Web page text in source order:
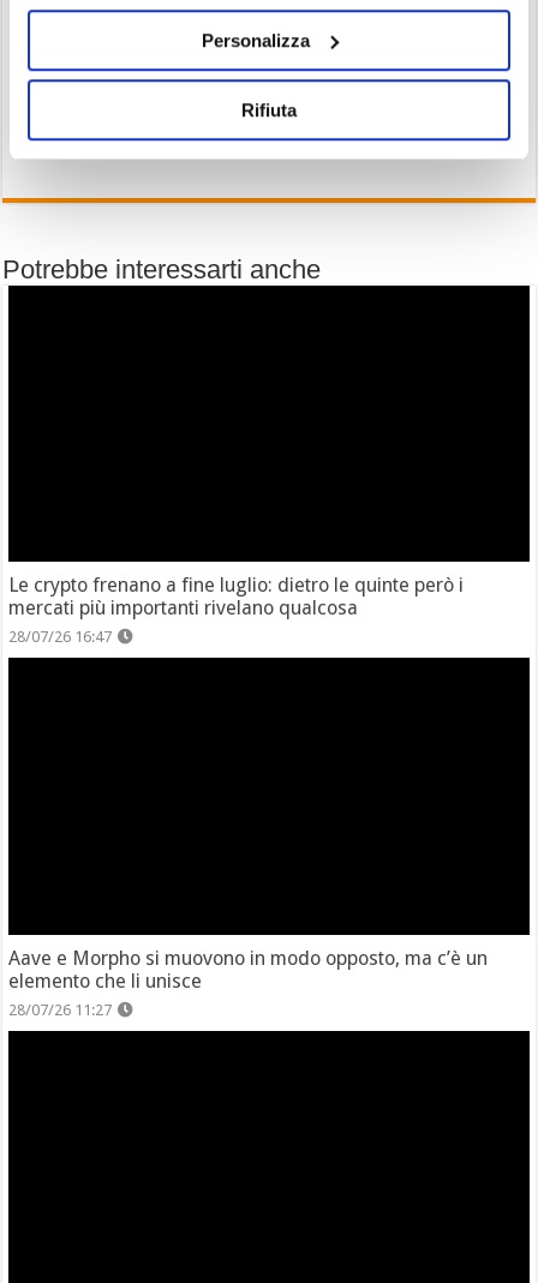
Personalizza
Rifiuta
trend rialzista conprimo obiettivoarea 7,20$ con
il successivo nella zona del massimo annuale.
Potrebbe interessarti anche
Le crypto frenano a fine luglio: dietro le quinte però i
mercati più importanti rivelano qualcosa
28/07/26 16:47
Aave e Morpho si muovono in modo opposto, ma c’è un
elemento che li unisce
28/07/26 11:27